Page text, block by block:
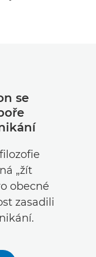
se
„žít
obecné
zasadili